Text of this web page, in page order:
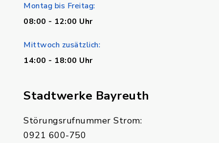
Montag bis Freitag:
08:00 - 12:00 Uhr
Mittwoch zusätzlich:
14:00 - 18:00 Uhr
Stadtwerke Bayreuth
Störungsrufnummer Strom:
0921 600-750